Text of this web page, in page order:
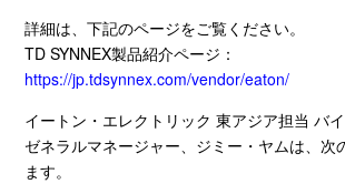
詳細は、下記のページをご覧ください。
TD SYNNEX製品紹介ページ：
https://jp.tdsynnex.com/vendor/eaton/
イートン・エレクトリック 東アジア担当 バ
ゼネラルマネージャー、ジミー・ヤムは、次
ます。